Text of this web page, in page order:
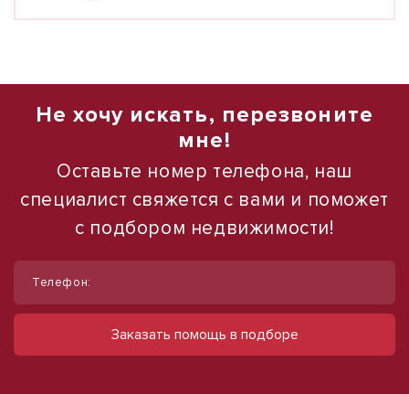
Не хочу искать, перезвоните
мне!
Оставьте номер телефона, наш
специалист свяжется с вами и поможет
с подбором недвижимости!
Телефон:
Заказать помощь в подборе